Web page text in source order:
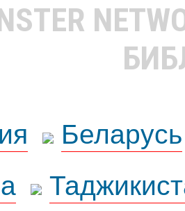
Беларусь